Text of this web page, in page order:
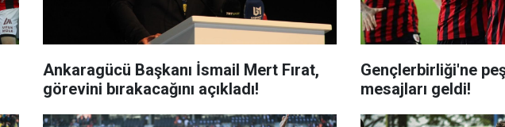
Ankaragücü Başkanı İsmail Mert Fırat,
görevini bırakacağını açıkladı!
Gençlerbirliği'ne
mesajları geldi!